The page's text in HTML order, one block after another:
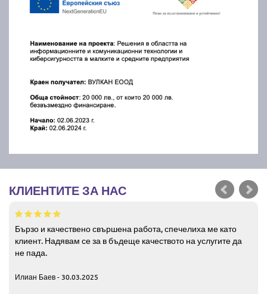
КЛИЕНТИТЕ ЗА НАС
Бързо и качествено свършена работа, спечелиха ме като
клиент. Надявам се за в бъдеще качеството на услугите да
не пада.
Илиан Баев - 30.03.2025